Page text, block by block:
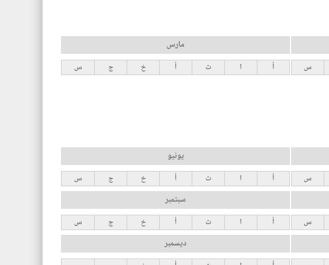
س
مارس
أ ا ث أ خ ج س
س
يونيو
أ ا ث أ خ ج س
س
سبتمبر
أ ا ث أ خ ج س
ديسمبر